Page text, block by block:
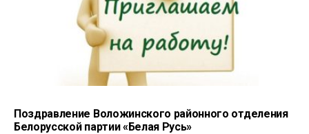
Поздравление Воложинского районного отделения
Белорусской партии «Белая Русь»